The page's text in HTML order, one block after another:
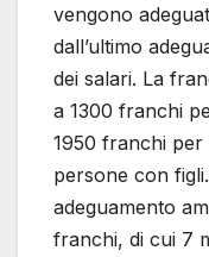
vengono
dall’ultimo
dei salari. La
a 1300 franchi
1950 franchi per
persone con
adeguamento
franchi, di cui 7